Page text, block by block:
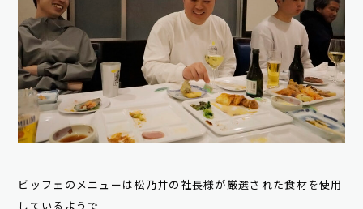
ビッフェのメニューは松乃井の社長様が厳選された食材を使用
しているようで